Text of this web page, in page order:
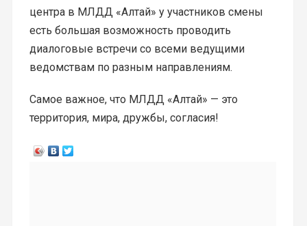
центра в МЛДД «Алтай» у участников смены
есть большая возможность проводить
диалоговые встречи со всеми ведущими
ведомствам по разным направлениям.
Самое важное, что МЛДД «Алтай» — это
территория, мира, дружбы, согласия!